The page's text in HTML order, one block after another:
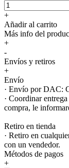
+
Añadir al carrito
Más info del
+
-
Envíos y retiros
+
Envío
· Envío por DAC:
· Coordinar
compra, le
Retiro en tienda
· Retiro en
con un vendedor.
Métodos de pagos
+